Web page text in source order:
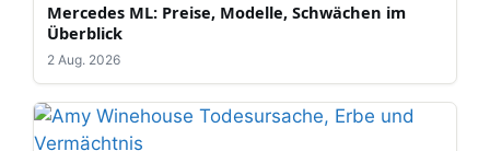
Mercedes ML: Preise, Modelle, Schwächen im
Überblick
2 Aug. 2026